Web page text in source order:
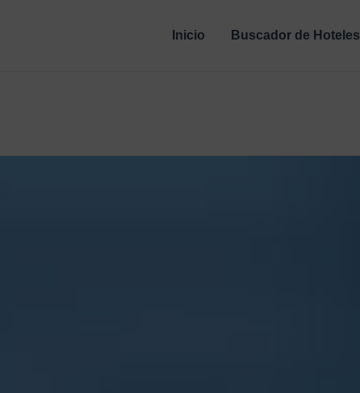
Inicio Buscador de Hoteles